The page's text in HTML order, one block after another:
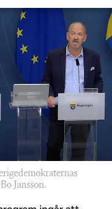
Jansson.